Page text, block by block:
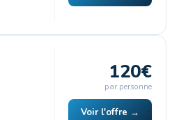
120€
par personne
Voir l'offre →